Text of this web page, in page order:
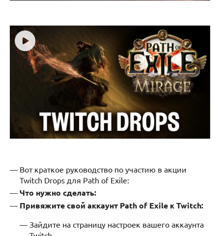
Вот краткое руководство по участию в акции
Twitch Drops для Path of Exile:
Что нужно сделать:
Привяжите свой аккаунт Path of Exile к Twitch:
Зайдите на страницу настроек вашего аккаунта